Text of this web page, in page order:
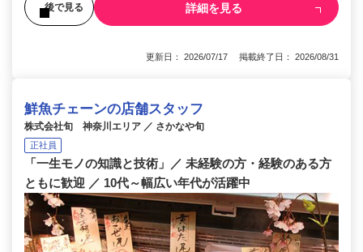
後で見る 詳細を見る
更新日： 2026/07/17 掲載終了日： 2026/08/31
鮮魚チェーンの店舗スタッフ
株式会社旬 神奈川エリア ／ さかなや旬
正社員
「一生モノの知識と技術」／ 未経験の方・経験のある方
ともに歓迎 ／ 10代～幅広い年代が活躍中